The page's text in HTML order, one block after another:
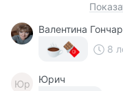
Валентина
8
Юр Юрич